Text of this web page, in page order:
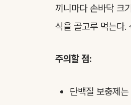
끼니마다 손바닥 크
식을 골고루 먹는다.
주의할 점:
단백질 보충제